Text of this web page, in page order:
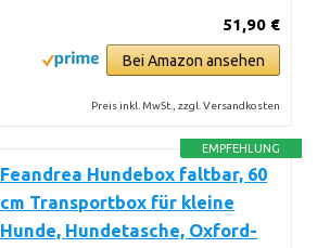
51,90 €
Bei Amazon ansehen
Preis inkl. MwSt., zzgl. Versandkosten
EMPFEHLUNG
Feandrea Hundebox faltbar, 60
cm Transportbox für kleine
Hunde, Hundetasche, Oxford-